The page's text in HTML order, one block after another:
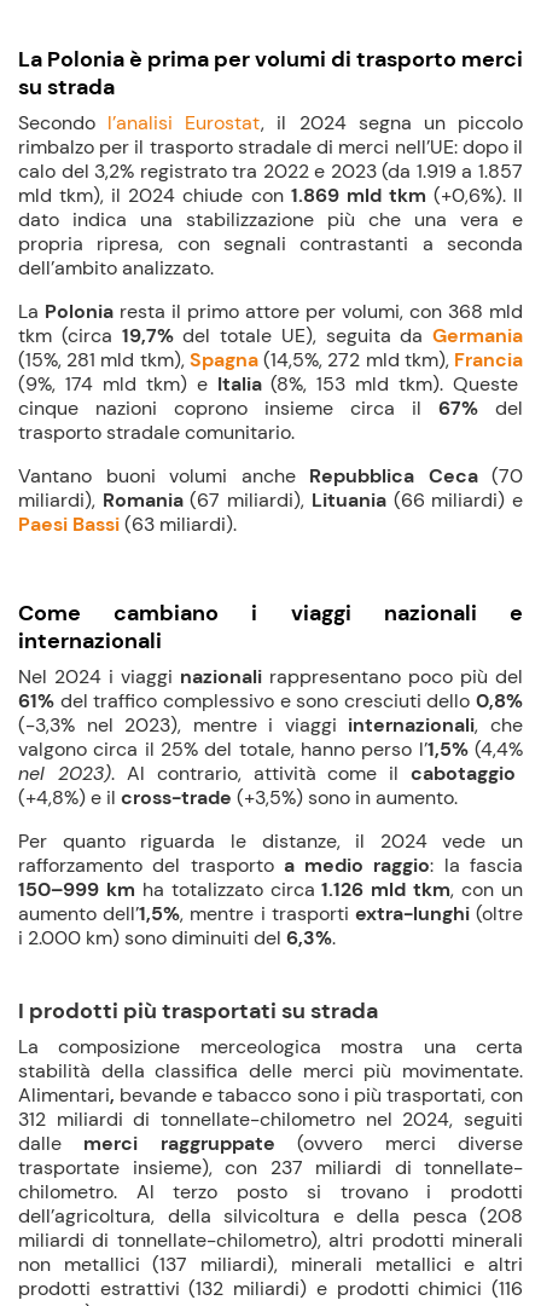
La Polonia è prima per volumi di trasporto merci
su strada
Secondo l’analisi Eurostat, il 2024 segna un piccolo
rimbalzo per il trasporto stradale di merci nell’UE: dopo il
calo del 3,2% registrato tra 2022 e 2023 (da 1.919 a 1.857
mld tkm), il 2024 chiude con 1.869 mld tkm (+0,6%). Il
dato indica una stabilizzazione più che una vera e
propria ripresa, con segnali contrastanti a seconda
dell’ambito analizzato.
La Polonia resta il primo attore per volumi, con 368 mld
tkm (circa 19,7%del totale UE), seguita da Germania
(15%, 281 mld tkm),Spagna(14,5%, 272 mld tkm), Francia
(9%, 174 mld tkm) e Italia(8%, 153 mld tkm). Queste
cinque nazioni coprono insieme circa il 67% del
trasporto stradale comunitario.
Vantano buoni volumi anche Repubblica Ceca(70
miliardi), Romania(67 miliardi), Lituania (66 miliardi) e
Paesi Bassi(63 miliardi).
Come cambiano i viaggi nazionali e
internazionali
Nel 2024 i viaggi nazionali rappresentano poco più del
61% del traffico complessivo e sono cresciuti dello 0,8%
(-3,3% nel 2023), mentre i viaggi internazionali, che
valgono circa il 25% del totale, hanno perso l’1,5%(4,4%
nel 2023). Al contrario, attività come ilcabotaggio
(+4,8%) e il cross-trade (+3,5%) sono in aumento.
Per quanto riguarda le distanze, il 2024 vede un
rafforzamento del trasporto a medio raggio: la fascia
150–999 km ha totalizzato circa1.126 mld tkm, con un
aumento dell’1,5%, mentre i trasporti extra-lunghi(oltre
i 2.000 km) sono diminuiti del 6,3%.
I prodotti più trasportati su strada
La composizione merceologica mostra una certa
stabilità della classifica delle merci più movimentate.
Alimentari, bevandee tabacco sono i più trasportati, con
312 miliardi di tonnellate-chilometro nel 2024, seguiti
dalle merci raggruppate (ovvero merci diverse
trasportate insieme), con 237 miliardi di tonnellate-
chilometro. Al terzo posto si trovano i prodotti
dell’agricoltura, della silvicoltura e della pesca (208
miliardi di tonnellate-chilometro), altri prodotti minerali
non metallici (137 miliardi), minerali metallici e altri
prodotti estrattivi (132 miliardi) e prodotti chimici (116